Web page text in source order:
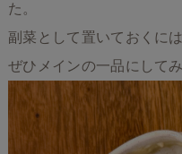
た。
副菜として置いておくに
ぜひメインの一品にして